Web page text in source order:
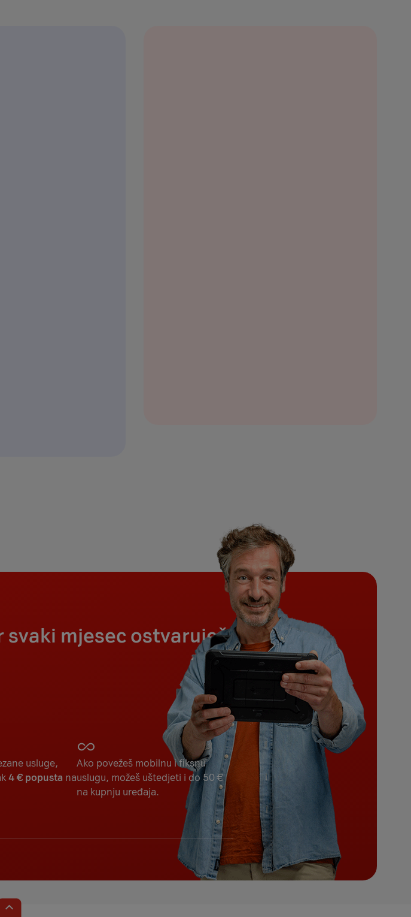
svaki mjesec ostvaruješ
usluge,
4 € popusta na
Ako povežeš mobilnu i fiksnu
uslugu, možeš uštedjeti i do 50 €
na kupnju uređaja.